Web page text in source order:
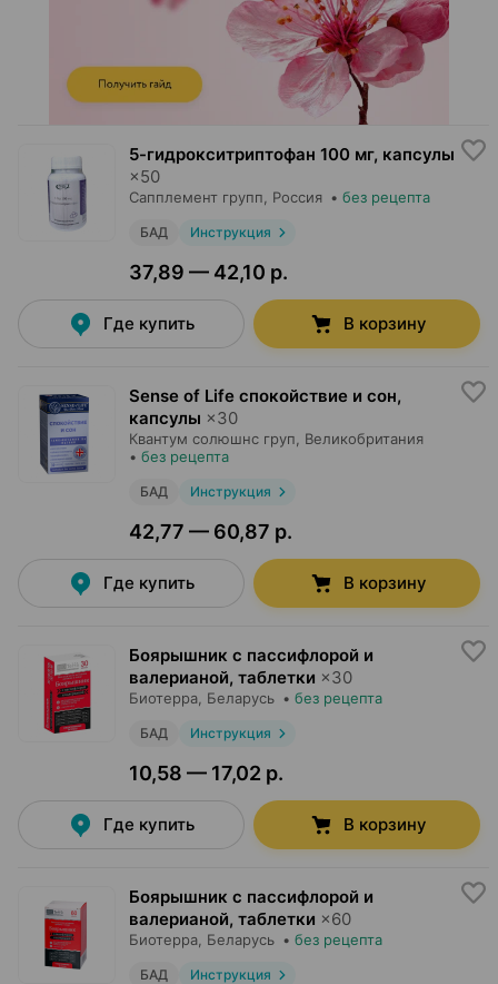
5-гидрокситриптофан 100 мг, капсулы
×50
Сапплемент групп , Россия • без рецепта
БАД Инструкция
37,89 — 42,10 р.
Где купить В корзину
Sense of Life спокойствие и сон,
капсулы ×30
Квантум солюшнс груп , Великобритания
• без рецепта
БАД Инструкция
42,77 — 60,87 р.
Где купить В корзину
Боярышник с пассифлорой и
валерианой, таблетки ×30
Биотерра , Беларусь • без рецепта
БАД Инструкция
10,58 — 17,02 р.
Где купить В корзину
Боярышник с пассифлорой и
валерианой, таблетки ×60
Биотерра , Беларусь • без рецепта
БАД Инструкция